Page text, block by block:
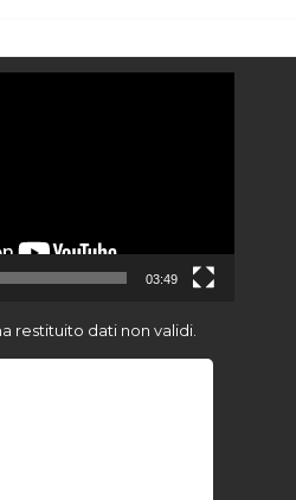
03:49
restituito dati non validi.